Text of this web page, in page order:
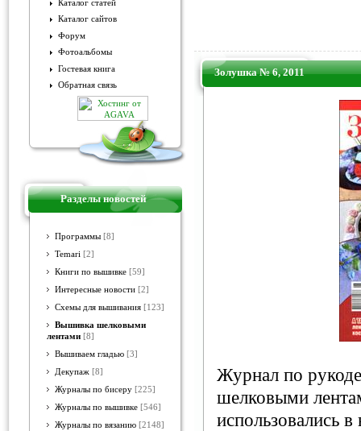
Каталог статей
Каталог сайтов
Форум
Фотоальбомы
Гостевая книга
Обратная связь
Разделы новостей
Программы [8]
Temari [2]
Книги по вышивке [59]
Интересные новости [2]
Схемы для вышивания [123]
Вышивка шелковыми
лентами [8]
Вышиваем гладью [3]
Декупаж [8]
Журналы по бисеру [225]
Журналы по вышивке [546]
Журналы по вязанию [2148]
Золушка № 6, 2011
Журнал по
шелковыми
использовались